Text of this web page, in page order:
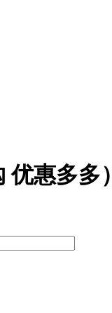
优惠多多